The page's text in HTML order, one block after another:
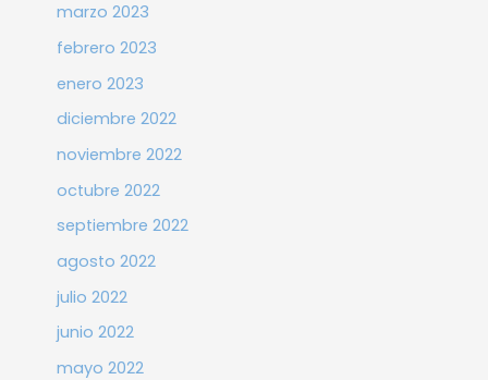
marzo 2023
febrero 2023
enero 2023
diciembre 2022
noviembre 2022
octubre 2022
septiembre 2022
agosto 2022
julio 2022
junio 2022
mayo 2022